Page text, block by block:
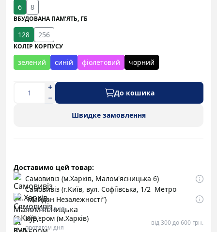
6 8
ВБУДОВАНА ПАМ'ЯТЬ, ГБ
128 256
КОЛІР КОРПУСУ
зелений синій фіолетовий чорний
До кошика
Швидке замовлення
Доставимо цей товар:
Самовивіз (м.Харків, Малом'ясницька 6)
Самовивіз (г.Київ, вул. Софіївська, 1/2 Метро
“Майдан Незалежності”)
від 1 до 3 днів
Кур'єром (м.Харків)
протягом дня
від 300 до 600 грн.